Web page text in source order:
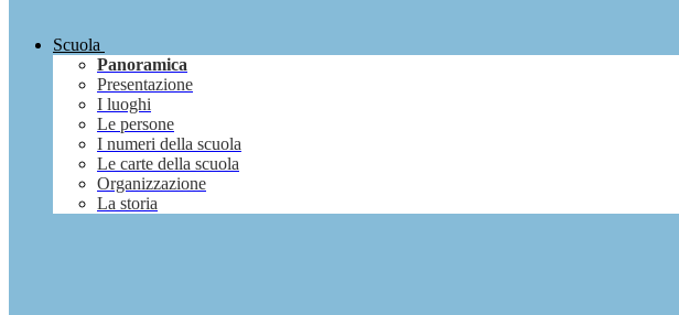
Scuola
Panoramica
Presentazione
I luoghi
Le persone
I numeri della scuola
Le carte della scuola
Organizzazione
La storia